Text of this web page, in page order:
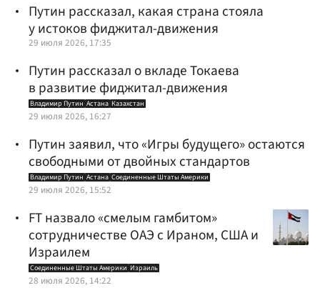
Путин рассказал, какая страна стояла
у истоков фиджитал-движения
29 июля 2026, 17:35
Путин рассказал о вкладе Токаева
в развитие фиджитал-движения
Владимир Путин Астана Казахстан
29 июля 2026, 16:27
Путин заявил, что «Игры будущего» остаются
свободными от двойных стандартов
Владимир Путин Астана Соединенные Штаты Америки
29 июля 2026, 15:52
FT назвало «смелым гамбитом»
сотрудничестве ОАЭ с Ираном, США и
Израилем
Соединенные Штаты Америки Израиль
28 июля 2026, 14:22